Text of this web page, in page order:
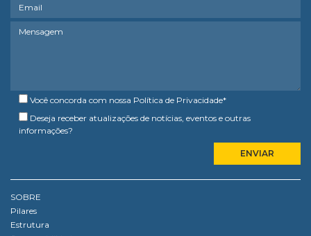
Você concorda com nossa Política de Privacidade*
Deseja receber atualizações de notícias, eventos e outras
informações?
SOBRE
Pilares
Estrutura